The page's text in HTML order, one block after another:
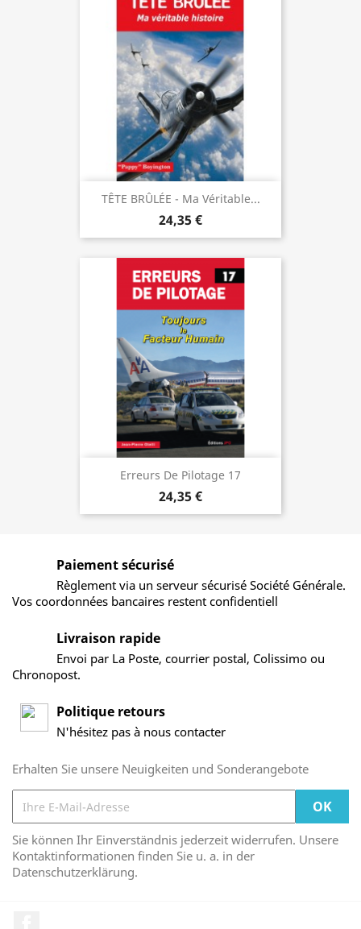
TÊTE BRÛLÉE - Ma Véritable...
24,35 €
Erreurs De Pilotage 17
24,35 €
Paiement sécurisé
Règlement via un serveur sécurisé Société Générale.
Vos coordonnées bancaires restent confidentiell
Livraison rapide
Envoi par La Poste, courrier postal, Colissimo ou
Chronopost.
Politique retours
N'hésitez pas à nous contacter
Erhalten Sie unsere Neuigkeiten und Sonderangebote
Sie können Ihr Einverständnis jederzeit widerrufen. Unsere
Kontaktinformationen finden Sie u. a. in der
Datenschutzerklärung.